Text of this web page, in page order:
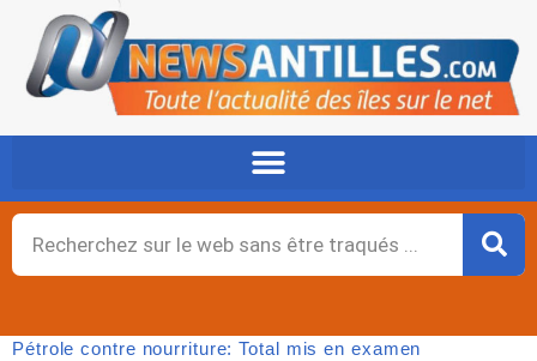
contenu
Rechercher
Pétrole contre nourriture: Total mis en examen